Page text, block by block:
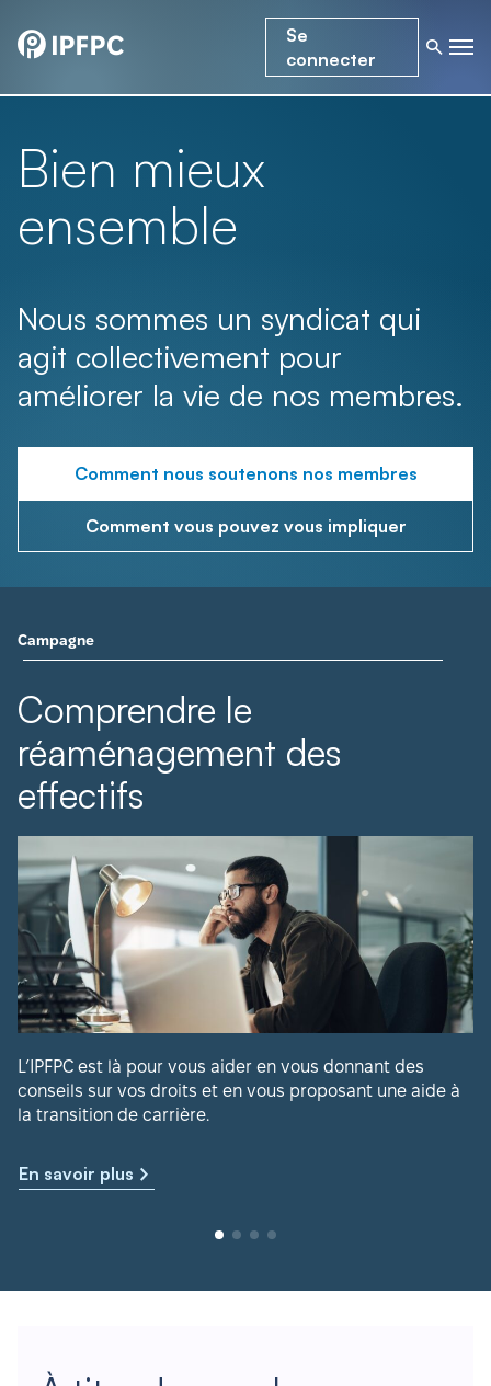
Se
connecter
Bien mieux
ensemble
Nous sommes un syndicat qui
agit collectivement pour
améliorer la vie de nos membres.
Comment nous soutenons nos membres
Comment vous pouvez vous impliquer
Campagne
Comprendre le
réaménagement des
effectifs
L’IPFPC est là pour vous aider en vous donnant des
conseils sur vos droits et en vous proposant une aide à
la transition de carrière.
En savoir plus